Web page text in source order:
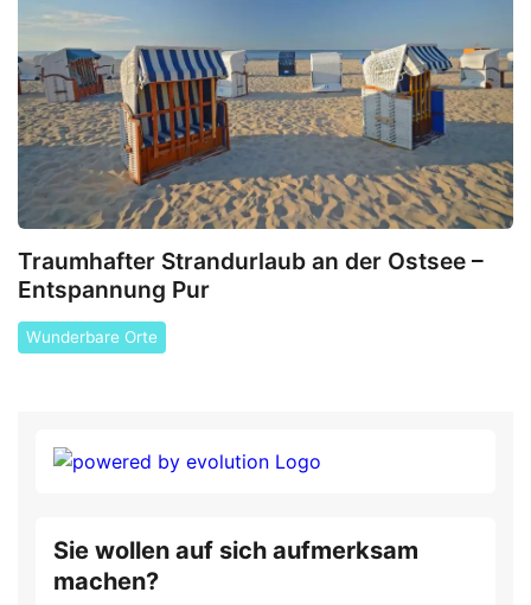
Traumhafter Strandurlaub an der Ostsee –
Entspannung Pur
Wunderbare Orte
Sie wollen auf sich aufmerksam
machen?